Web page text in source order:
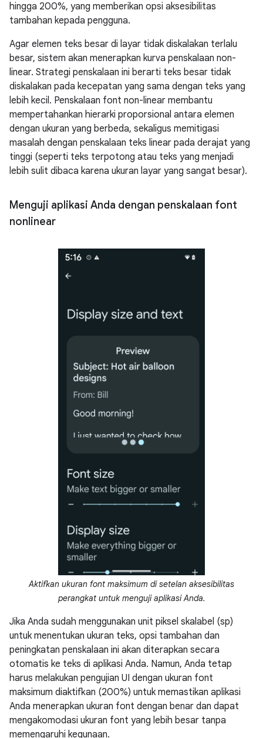
hingga 200%, yang memberikan opsi aksesibilitas
tambahan kepada pengguna.
Agar elemen teks besar di layar tidak diskalakan terlalu
besar, sistem akan menerapkan kurva penskalaan non-
linear. Strategi penskalaan ini berarti teks besar tidak
diskalakan pada kecepatan yang sama dengan teks yang
lebih kecil. Penskalaan font non-linear membantu
mempertahankan hierarki proporsional antara elemen
dengan ukuran yang berbeda, sekaligus memitigasi
masalah dengan penskalaan teks linear pada derajat yang
tinggi (seperti teks terpotong atau teks yang menjadi
lebih sulit dibaca karena ukuran layar yang sangat besar).
Menguji aplikasi Anda dengan penskalaan font
nonlinear
Aktifkan ukuran font maksimum di setelan aksesibilitas
perangkat untuk menguji aplikasi Anda.
Jika Anda sudah menggunakan unit piksel skalabel (sp)
untuk menentukan ukuran teks, opsi tambahan dan
peningkatan penskalaan ini akan diterapkan secara
otomatis ke teks di aplikasi Anda. Namun, Anda tetap
harus melakukan pengujian UI dengan ukuran font
maksimum diaktifkan (200%) untuk memastikan aplikasi
Anda menerapkan ukuran font dengan benar dan dapat
mengakomodasi ukuran font yang lebih besar tanpa
memengaruhi kegunaan.